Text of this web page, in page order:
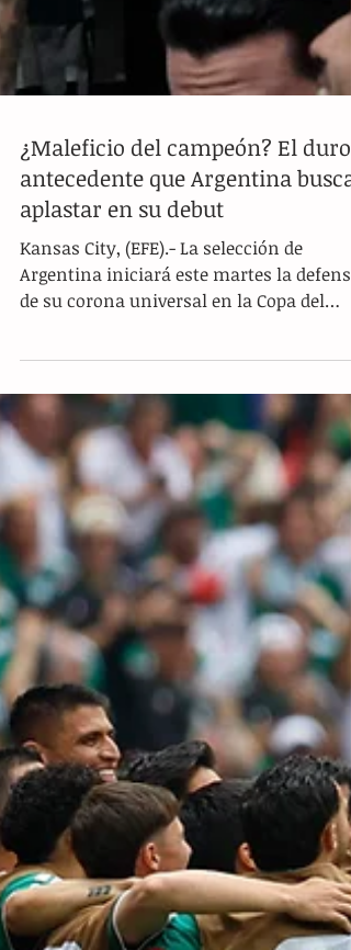
¿Maleficio del campeón? El duro
antecedente que Argentina busca
aplastar en su debut
Kansas City, (EFE).- La selección de
Argentina iniciará este martes la defensa
de su corona universal en la Copa del
Mundo 2026, enfrentando a su similar de
Argelia sobre la cancha del Estadio
Arrowhead. Más allá de la planeación
táctica para sumar los primeros tres
puntos del certamen, el conjunto
sudamericano salta al terreno de juego
con la misión obligatoria de sacudirse
inercia histórica negativa: romper el
maleficio que arrastra la Albiceleste en
sus debuts como cam